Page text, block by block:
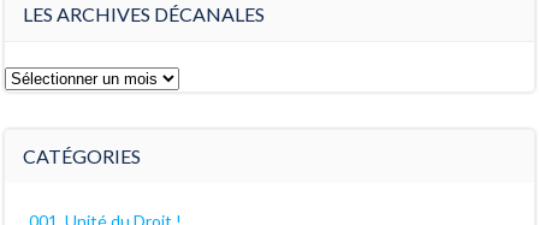
LES ARCHIVES DÉCANALES
Les
CATÉGORIES
001. Unité du Droit !